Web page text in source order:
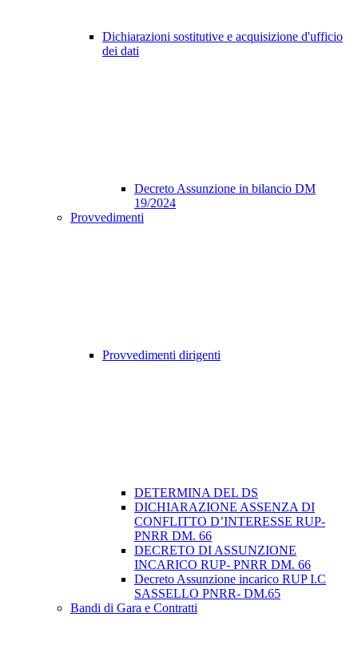
Dichiarazioni sostitutive e acquisizione d'ufficio
dei dati
Decreto Assunzione in bilancio DM
19/2024
Provvedimenti
Provvedimenti dirigenti
DETERMINA DEL DS
DICHIARAZIONE ASSENZA DI
CONFLITTO D’INTERESSE RUP-
PNRR DM. 66
DECRETO DI ASSUNZIONE
INCARICO RUP- PNRR DM. 66
Decreto Assunzione incarico RUP I.C
SASSELLO PNRR- DM.65
Bandi di Gara e Contratti